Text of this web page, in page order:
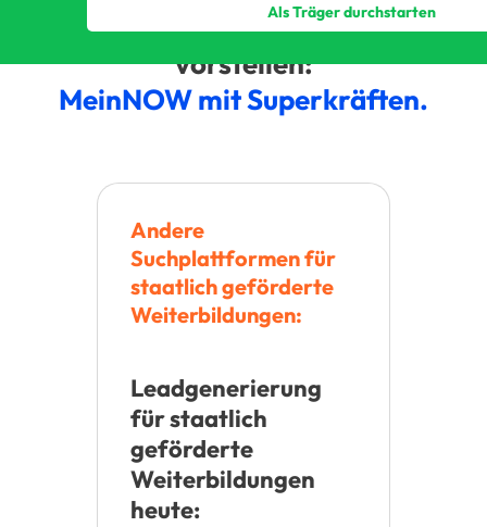
Als Träger durchstarten
Du kannst dir Careertune so
vorstellen:
MeinNOW mit Superkräften.
Andere
Suchplattformen für
staatlich geförderte
Weiterbildungen:
Leadgenerierung
für staatlich
geförderte
Weiterbildungen
heute: